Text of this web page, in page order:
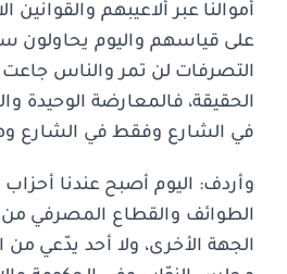
أموالنا عبر ألاعيبهم والقوانين
على قياسهم واليوم يحاولون
التصرفات لن تمر والناس
الحقيقة، فالمعارضة الوحيدة
في الشارع وفقط في الشارع
وأردف: اليوم أصبح عندنا
الطوائف والقطاع المصرفي
الجهة الأخرى، ولا أحد يدّعي